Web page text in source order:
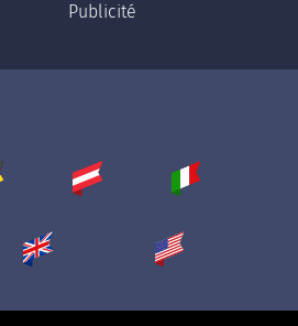
Publicité